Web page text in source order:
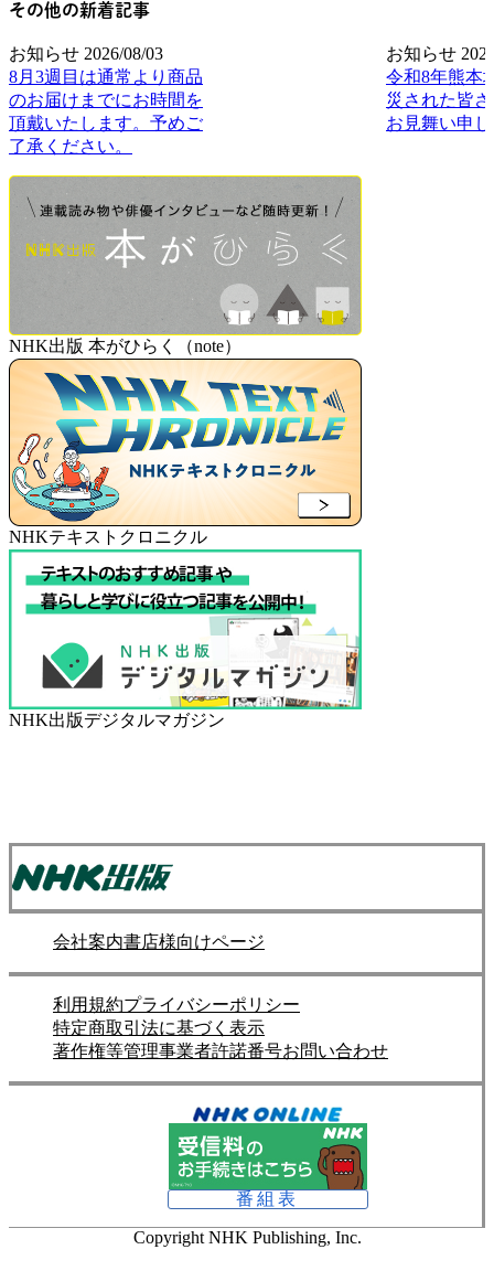
その他の新着記事
お知らせ 2026/08/03
8月3週目は通常より商品
のお届けまでにお時間を
頂戴いたします。予めご
了承ください。
お知らせ
令和8年熊本
災された皆
お見舞い申
NHK出版 本がひらく（note）
NHKテキストクロニクル
NHK出版デジタルマガジン
会社案内書店様向けページ
利用規約プライバシーポリシー
特定商取引法に基づく表示
著作権等管理事業者許諾番号お問い合わせ
番組表
Copyright NHK Publishing, Inc.